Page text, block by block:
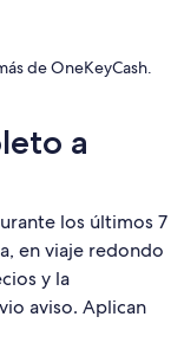
de OneKeyCash.
a
los últimos 7
en viaje redondo
y la
aviso. Aplican